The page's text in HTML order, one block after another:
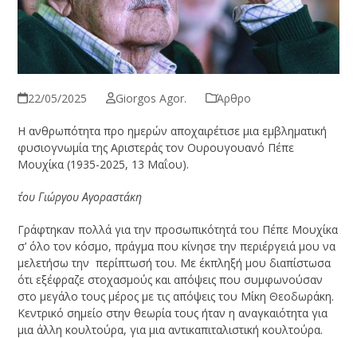
22/05/2025 Giorgos Agor. Άρθρο
Η ανθρωπότητα προ ημερών αποχαιρέτισε μια εμβληματική
φυσιογνωμία της Αριστεράς τον Ουρουγουανό Πέπε
Μουχίκα (1935-2025, 13 Μαΐου).
΄του Γιώργου Αγοραστάκη
Γράφτηκαν πολλά για την προσωπικότητά του Πέπε Μουχίκα
σ’ όλο τον κόσμο, πράγμα που κίνησε την περιέργειά μου να
μελετήσω την περίπτωσή του. Με έκπληξή μου διαπίστωσα
ότι εξέφραζε στοχασμούς και απόψεις που συμφωνούσαν
στο μεγάλο τους μέρος με τις απόψεις του Μίκη Θεοδωράκη.
Κεντρικό σημείο στην θεωρία τους ήταν η αναγκαιότητα για
μια άλλη κουλτούρα, για μια αντικαπιταλιστική κουλτούρα.